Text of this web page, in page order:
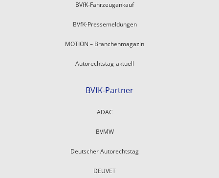
BVfK-Fahrzeugankauf
BVfK-Pressemeldungen
MOTION – Branchenmagazin
Autorechtstag-aktuell
BVfK-Partner
ADAC
BVMW
Deutscher Autorechtstag
DEUVET